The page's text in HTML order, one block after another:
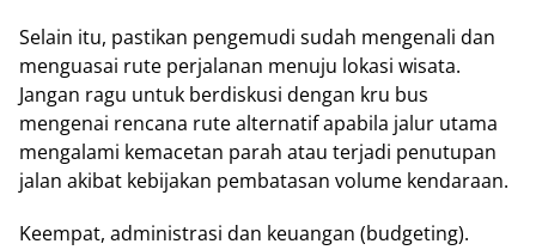
Selain itu, pastikan pengemudi sudah mengenali dan
menguasai rute perjalanan menuju lokasi wisata.
Jangan ragu untuk berdiskusi dengan kru bus
mengenai rencana rute alternatif apabila jalur utama
mengalami kemacetan parah atau terjadi penutupan
jalan akibat kebijakan pembatasan volume kendaraan.
Keempat, administrasi dan keuangan (budgeting).